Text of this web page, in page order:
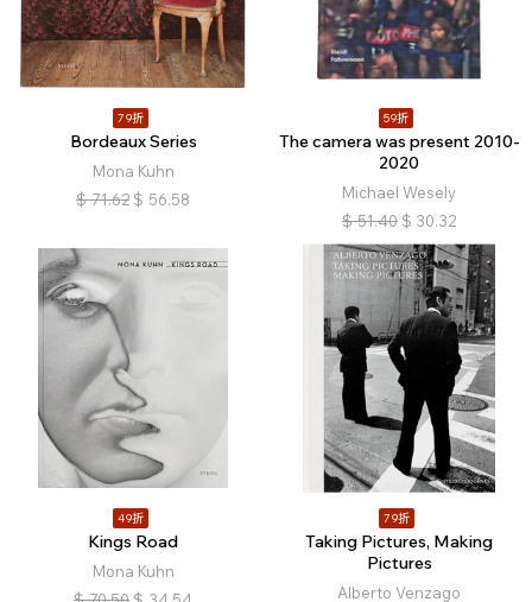
79折
Bordeaux Series
Mona Kuhn
$ 71.62 $ 56.58
59折
The camera was present 2010-
2020
Michael Wesely
$ 51.40 $ 30.32
49折
Kings Road
Mona Kuhn
79折
Taking Pictures, Making
Pictures
Alberto Venzago